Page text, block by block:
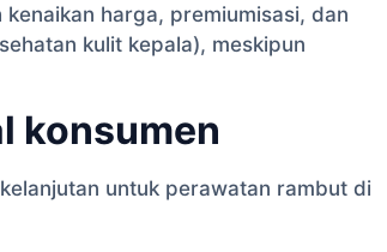
kenaikan harga, premiumisasi, dan
kulit kepala), meskipun
konsumen
untuk perawatan rambut di